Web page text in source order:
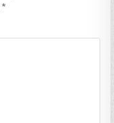
*